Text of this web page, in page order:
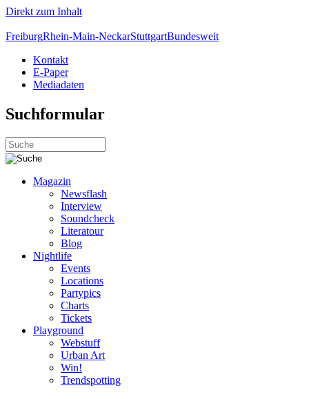
Direkt zum Inhalt
FreiburgRhein-Main-NeckarStuttgartBundesweit
Kontakt
E-Paper
Mediadaten
Suchformular
Magazin
Newsflash
Interview
Soundcheck
Literatour
Blog
Nightlife
Events
Locations
Partypics
Charts
Tickets
Playground
Webstuff
Urban Art
Win!
Trendspotting